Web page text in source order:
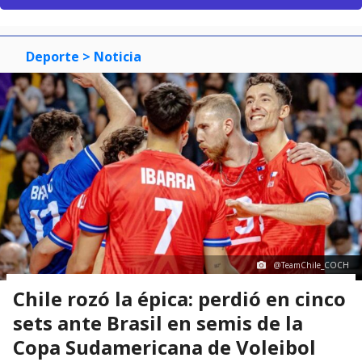
Deporte > Noticia
@TeamChile_COCH
Chile rozó la épica: perdió en cinco
sets ante Brasil en semis de la
Copa Sudamericana de Voleibol